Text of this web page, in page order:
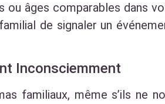
ou âges comparables dans
de signaler un
Inconsciemment
familiaux, même s’ils ne